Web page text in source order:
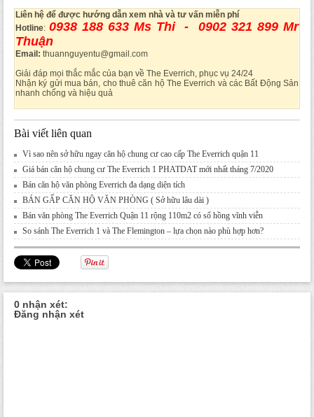
Liên hệ để được hướng dẫn xem nhà và tư vấn miễn phí
Hotline: 0938 188 633 Ms Thi - 0902 321 899 Mr
Thuận
Email: thuannguyentu@gmail.com
Giải đáp mọi thắc mắc của bạn về The Everrich, phục vụ 24/24
Nhận ký gửi mua bán, cho thuê căn hộ The Everrich và các Bất Động Sản
nhanh chống và hiệu quả
Bài viết liên quan
Vì sao nên sở hữu ngay căn hộ chung cư cao cấp The Everrich quận 11
Giá bán căn hộ chung cư The Everrich 1 PHATDAT mới nhất tháng 7/2020
Bán căn hộ văn phòng Everrich đa dạng diện tích
BÁN GẤP CĂN HỘ VĂN PHÒNG ( Sở hữu lâu dài )
Bán văn phòng The Everrich Quận 11 rộng 110m2 có sổ hồng vĩnh viễn
So sánh The Everrich 1 và The Flemington – lựa chọn nào phù hợp hơn?
0 nhận xét:
Đăng nhận xét